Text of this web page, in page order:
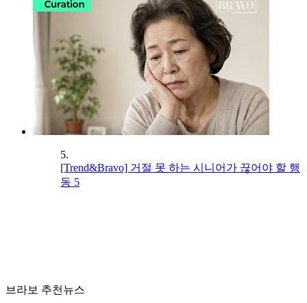
5.
[Trend&Bravo] 거절 못 하는 시니어가 끊어야 할 행
동 5
브라보 추천뉴스